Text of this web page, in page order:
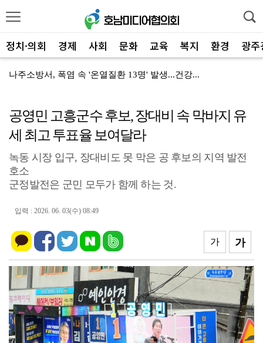
정치·의회 경제 사회 문화 교육 복지 환경 광
나주소방서, 폭염 속 '온열질환 13명' 발생...건강...
민형배·김산 무안 회동, 군공항 이전 '상생 해법' 찾...
광산구자원봉사센터, 폭염 '심각'…통합지원단 출정
전남광주특별시 서구, '생활밀착' 폭염 얼음생수 10만...
광산구, 청년 1인 가구 '나도 한 끼' 영양 교육
장성군, 불법 하천 점용 '싹쓸이' 복구 착수
공영민 고흥군수 후보, 장대비 속 막바지 유
세 최고 투표율 보여달라
녹동 시장 입구, 장대비도 못 막은 공 후보의 지역 발전
호소
군정발전은 군민 모두가 함께 하는 것.
입력 : 2026. 06. 03(수) 08:49
가
가